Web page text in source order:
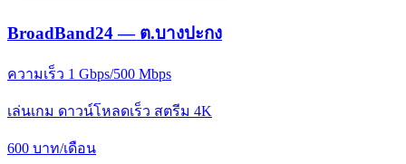
BroadBand24 — ต.บางปะกง
ความเร็ว 1 Gbps/500 Mbps
เล่นเกม ดาวน์โหลดเร็ว สตรีม 4K
600 บาท/เดือน